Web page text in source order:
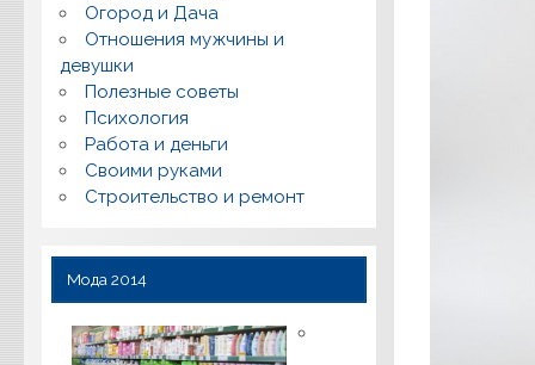
Огород и Дача
Отношения мужчины и
девушки
Полезные советы
Психология
Работа и деньги
Своими руками
Строительство и ремонт
Мода 2014